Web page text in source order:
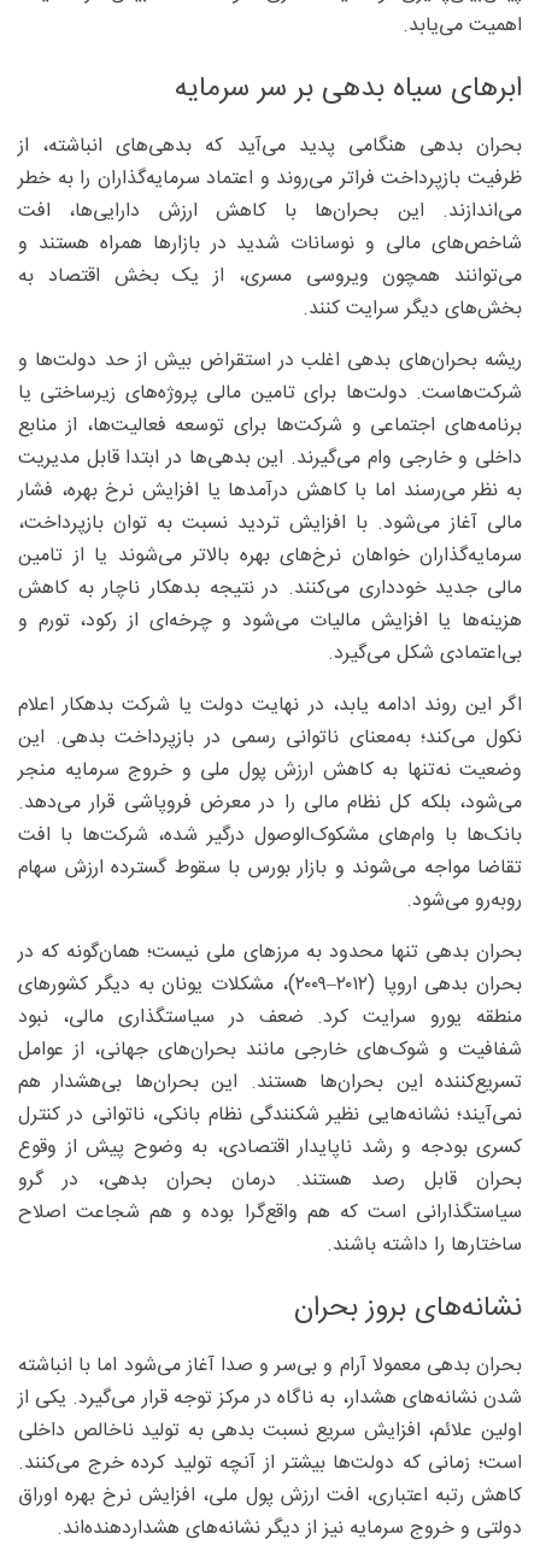
اهمیت می‌یابد.
ابرهای سیاه بدهی بر سر سرمایه
بحران بدهی هنگامی پدید می‌آید که بدهی‌های انباشته، از
ظرفیت بازپرداخت فراتر می‌روند و اعتماد سرمایه‌گذاران را به خطر
می‌اندازند. این بحران‌ها با کاهش ارزش دارایی‌ها، افت
شاخص‌های مالی و نوسانات شدید در بازارها همراه‌ هستند و
می‌توانند همچون ویروسی مسری، از یک بخش اقتصاد به
بخش‌های دیگر سرایت کنند.
ریشه بحران‌های بدهی اغلب در استقراض بیش از حد دولت‌ها و
شرکت‌هاست. دولت‌ها برای تامین مالی پروژه‌های زیرساختی یا
برنامه‌های اجتماعی‌ و شرکت‌ها برای توسعه فعالیت‌ها، از منابع
داخلی و خارجی وام می‌گیرند. این بدهی‌ها در ابتدا قابل مدیریت
به نظر می‌رسند اما با کاهش درآمدها یا افزایش نرخ بهره، فشار
مالی آغاز می‌شود. با افزایش تردید نسبت به توان بازپرداخت،
سرمایه‌گذاران خواهان نرخ‌های بهره بالاتر می‌شوند یا از تامین
مالی جدید خودداری می‌کنند. در نتیجه بدهکار ناچار به کاهش
هزینه‌ها یا افزایش مالیات می‌شود و چرخه‌ای از رکود، تورم و
بی‌اعتمادی شکل می‌گیرد.
اگر این روند ادامه یابد، در نهایت دولت یا شرکت بدهکار اعلام
نکول می‌کند؛ به‌معنای ناتوانی رسمی در بازپرداخت بدهی. این
وضعیت نه‌تنها به کاهش ارزش پول ملی و خروج سرمایه منجر
می‌شود، بلکه کل نظام مالی را در معرض فروپاشی قرار می‌دهد.
بانک‌ها با وام‌های مشکوک‌الوصول درگیر شده، شرکت‌ها با افت
تقاضا مواجه می‌شوند و بازار بورس با سقوط گسترده ارزش سهام
روبه‌رو می‌شود.
بحران بدهی تنها محدود به مرزهای ملی نیست؛ همان‌گونه که در
بحران بدهی اروپا (۲۰۱۲–۲۰۰۹)، مشکلات یونان به دیگر کشورهای
منطقه یورو سرایت کرد. ضعف در سیاستگذاری مالی، نبود
شفافیت و شوک‌های خارجی مانند بحران‌های جهانی، از عوامل
تسریع‌کننده این بحران‌ها هستند. این بحران‌ها بی‌هشدار هم
نمی‌آیند؛ نشانه‌هایی نظیر شکنندگی نظام بانکی، ناتوانی در کنترل
کسری بودجه و رشد ناپایدار اقتصادی، به‌ وضوح پیش از وقوع
بحران قابل رصد هستند. درمان بحران بدهی، در گرو
سیاستگذارانی است که هم واقع‌گرا بوده و هم شجاعت اصلاح
ساختارها را داشته باشند.
نشانه‌های بروز بحران
بحران بدهی معمولا آرام و بی‌سر و صدا آغاز می‌شود اما با انباشته
شدن نشانه‌های هشدار، به ناگاه در مرکز توجه قرار می‌گیرد. یکی از
اولین علائم، افزایش سریع نسبت بدهی به تولید ناخالص داخلی
است؛ زمانی که دولت‌ها بیشتر از آنچه تولید کرده خرج می‌کنند.
کاهش رتبه اعتباری، افت ارزش پول ملی، افزایش نرخ بهره اوراق
دولتی و خروج سرمایه نیز از دیگر نشانه‌های هشداردهنده‌اند.